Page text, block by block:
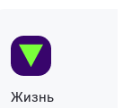
Жизнь